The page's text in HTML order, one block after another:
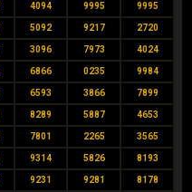
4094 9995 9995
5092 9217 2720
3096 7973 4024
6866 0235 9984
6593 3866 7899
8289 5887 4653
7801 2265 3565
9314 5826 8193
9231 9281 8178